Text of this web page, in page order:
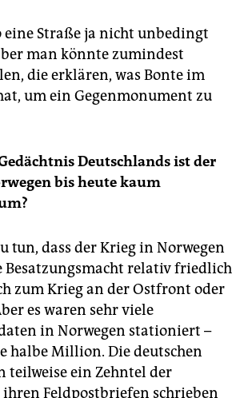
eine Straße ja nicht unbedingt
man könnte zumindest
die erklären, was Bonte im
um ein Gegenmonument zu
Deutschlands ist der
bis heute kaum
tun, dass der Krieg in Norwegen
Besatzungsmacht relativ friedlich
zum Krieg an der Ostfront oder
es waren sehr viele
in Norwegen stationiert –
halbe Million. Die deutschen
teilweise ein Zehntel der
Feldpostbriefen schrieben